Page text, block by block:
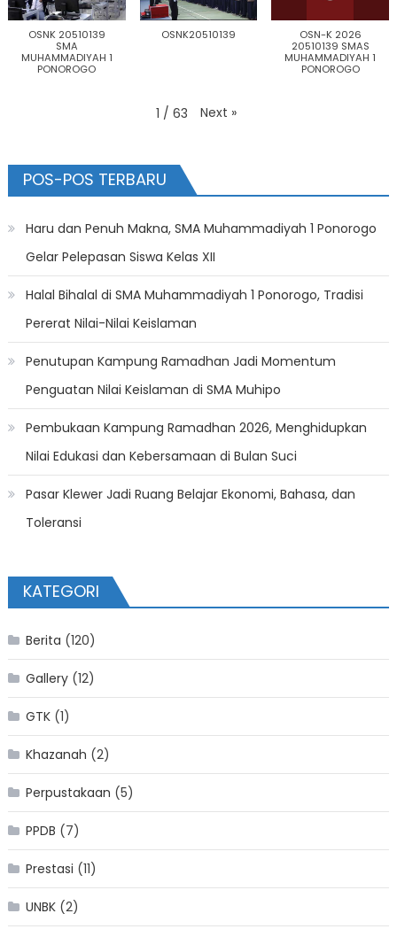
OSNK 20510139
SMA
MUHAMMADIYAH 1
PONOROGO
OSNK20510139
OSN-K 2026
20510139 SMAS
MUHAMMADIYAH 1
PONOROGO
1 / 63 Next »
POS-POS TERBARU
Haru dan Penuh Makna, SMA Muhammadiyah 1 Ponorogo
Gelar Pelepasan Siswa Kelas XII
Halal Bihalal di SMA Muhammadiyah 1 Ponorogo, Tradisi
Pererat Nilai-Nilai Keislaman
Penutupan Kampung Ramadhan Jadi Momentum
Penguatan Nilai Keislaman di SMA Muhipo
Pembukaan Kampung Ramadhan 2026, Menghidupkan
Nilai Edukasi dan Kebersamaan di Bulan Suci
Pasar Klewer Jadi Ruang Belajar Ekonomi, Bahasa, dan
Toleransi
KATEGORI
Berita (120)
Gallery(12)
GTK(1)
Khazanah (2)
Perpustakaan (5)
PPDB (7)
Prestasi (11)
UNBK(2)